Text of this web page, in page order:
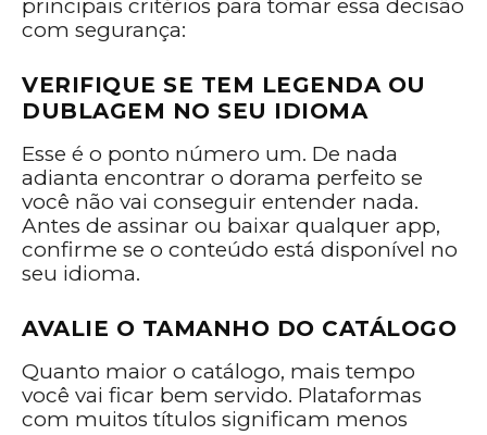
principais critérios para tomar essa decisão
com segurança:
VERIFIQUE SE TEM LEGENDA OU
DUBLAGEM NO SEU IDIOMA
Esse é o ponto número um. De nada
adianta encontrar o dorama perfeito se
você não vai conseguir entender nada.
Antes de assinar ou baixar qualquer app,
confirme se o conteúdo está disponível no
seu idioma.
AVALIE O TAMANHO DO CATÁLOGO
Quanto maior o catálogo, mais tempo
você vai ficar bem servido. Plataformas
com muitos títulos significam menos